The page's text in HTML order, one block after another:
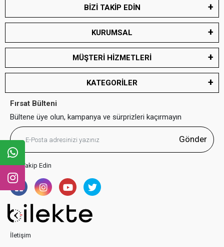
BİZİ TAKİP EDİN
KURUMSAL
MÜŞTERİ HİZMETLERİ
KATEGORİLER
Fırsat Bülteni
Bültene üye olun, kampanya ve sürprizleri kaçırmayın
Gönder
Bizi Takip Edin
İletişim